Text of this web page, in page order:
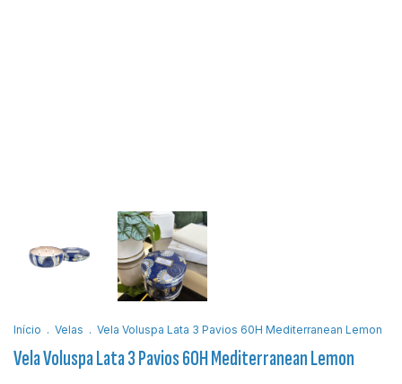
Início . Velas . Vela Voluspa Lata 3 Pavios 60H Mediterranean Lemon
Vela Voluspa Lata 3 Pavios 60H Mediterranean Lemon